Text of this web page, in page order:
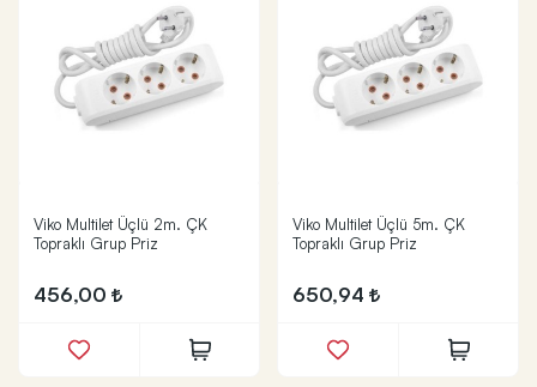
Viko Multilet Üçlü 2m. ÇK
Topraklı Grup Priz
456,00
Viko Multilet Üçlü 5m. ÇK
Topraklı Grup Priz
650,94